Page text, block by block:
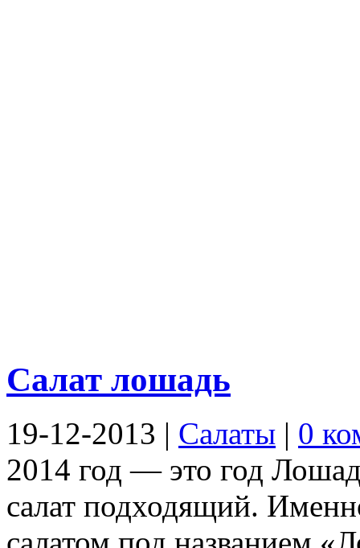
Салат лошадь
19-12-2013 | Салаты | 0
2014 год — это год
салат подходящий.